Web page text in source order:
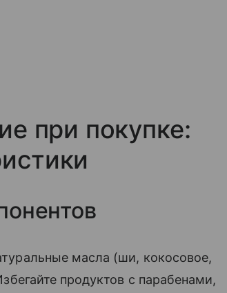
при покупке:
масла (ши, кокосовое,
продуктов с парабенами,